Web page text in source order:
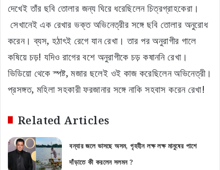
দেখেই তাঁর ছবি তোলার জন্য ঘিরে ধরেছিলেন চিত্রগ্রাহকেরা।
সেখানেই এক রেখার ভক্ত অভিনেত্রীর সঙ্গে ছবি তোলার অনুরোধ
করেন। ব্যস, হঠাৎই রেগে যান রেখা। তার পর অনুরাগীর গালে
কষিয়ে চড়! যদিও রাগের বশে অনুরাগীকে চড় কষাননি রেখা।
ভিডিয়ো থেকে স্পষ্ট, মজার ছলেই ওই কাজ করেছিলেন অভিনেত্রী।
প্রসঙ্গত, মহিলা সহকারী ফরজানার সঙ্গে নাকি সহবাস করেন রেখা!
Related Articles
বন্যার জলে ভাসছে অসম, গৃহহীন লক্ষ লক্ষ মানুষের পাশে
দাঁড়াতে কী করলেন সলমন ?